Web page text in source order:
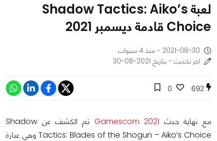
لعبة Shadow Tactics: Aiko’s
Choice قادمة ديسمبر 2021
2021-08-30 - منذ 4 سنوات
اخر تحديث - بتاريخ 2021-08-30
692
0
مع نهاية حدث Gamescom 2021
تم الكشف عن Shadow
Tactics: Blades of the Shogun – Aiko’s Choice وهي عبارة